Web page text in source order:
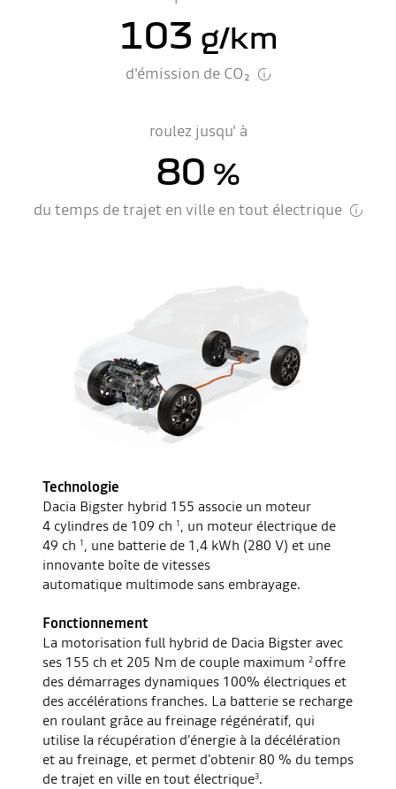
103 g/km
d'émission de CO₂
roulez jusqu' à
80 %
du temps de trajet en ville en tout électrique
Technologie
Dacia Bigster hybrid 155 associe un moteur
4 cylindres de 109 ch 1, un moteur électrique de
49 ch 1, une batterie de 1,4 kWh (280 V) et une
innovante boîte de vitesses
automatique multimode sans embrayage.
Fonctionnement
La motorisation full hybrid de Dacia Bigster avec
ses 155 ch et 205 Nm de couple maximum 2 offre
des démarrages dynamiques 100% électriques et
des accélérations franches. La batterie se recharge
en roulant grâce au freinage régénératif, qui
utilise la récupération d’énergie à la décélération
et au freinage, et permet d'obtenir 80 % du temps
de trajet en ville en tout électrique3.